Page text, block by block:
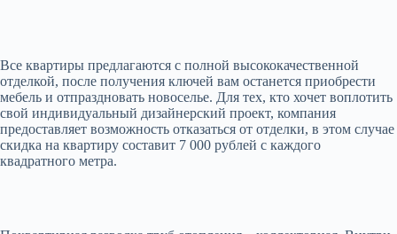
Все квартиры предлагаются с полной высококачественной
отделкой, после получения ключей вам останется приобрести
мебель и отпраздновать новоселье. Для тех, кто хочет воплотить
свой индивидуальный дизайнерский проект, компания
предоставляет возможность отказаться от отделки, в этом случае
скидка на квартиру составит 7 000 рублей с каждого
квадратного метра.